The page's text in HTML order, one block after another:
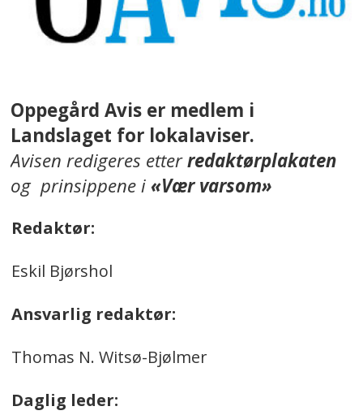
Oppegård Avis er medlem i
Landslaget for lokalaviser.
Avisen redigeres etterredaktørplakaten
og prinsippene i«Vær varsom»
Redaktør:
Eskil Bjørshol
Ansvarlig redaktør:
Thomas N. Witsø-Bjølmer
Daglig leder: